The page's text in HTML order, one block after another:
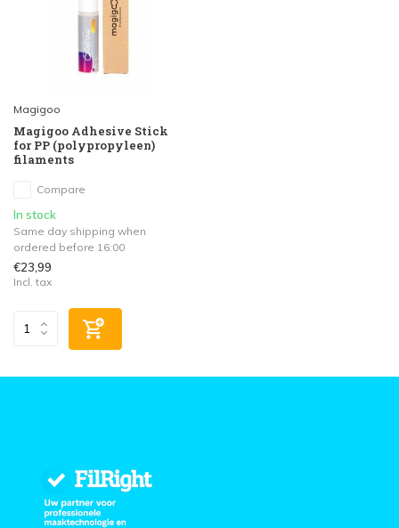
Magigoo
Magigoo Adhesive Stick
for PP (polypropyleen)
filaments
Compare
In stock
Same day shipping when
ordered before 16:00
€23,99
Incl. tax